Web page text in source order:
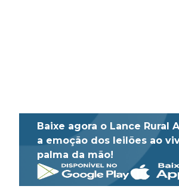
Baixe agora o Lance Rural
a emoção dos leilões ao
palma da mão!